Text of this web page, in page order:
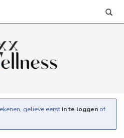
gelieve eerst in te loggen of